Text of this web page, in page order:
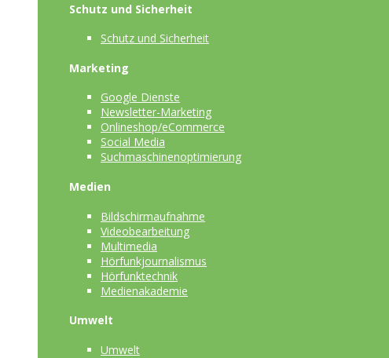
Schutz und Sicherheit
Schutz und Sicherheit
Marketing
Google Dienste
Newsletter-Marketing
Onlineshop/eCommerce
Social Media
Suchmaschinenoptimierung
Medien
Bildschirmaufnahme
Videobearbeitung
Multimedia
Hörfunkjournalismus
Hörfunktechnik
Medienakademie
Umwelt
Umwelt